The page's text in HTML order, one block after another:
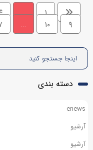
۱ …
۹
۱۰ …
دسته بندی
enews
آرشیو
آرشیو